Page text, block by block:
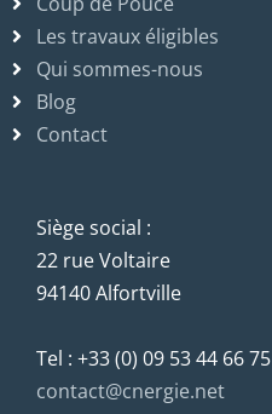
Les travaux éligibles
Qui sommes-nous
Blog
Contact
Siège social :
22 rue Voltaire
94140 Alfortville
Tel : +33 (0) 09 53 44 66 75
contact@cnergie.net